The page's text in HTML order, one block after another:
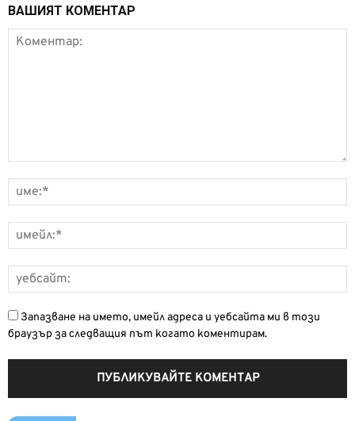
ВАШИЯТ КОМЕНТАР
Запазване на името, имейл адреса и уебсайта ми в този
браузър за следващия път когато коментирам.